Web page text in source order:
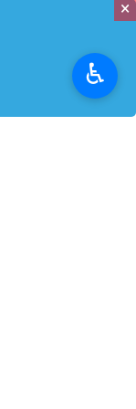
×
♿︎